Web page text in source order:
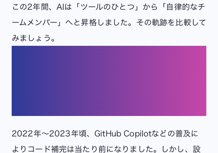
この2年間、AIは「ツールのひとつ」から「自律的なチ
ームメンバー」へと昇格しました。その軌跡を比較して
みましょう。
2022年〜2023年頃、GitHub Copilotなどの普及に
よりコード補完は当たり前になりました。しかし、設